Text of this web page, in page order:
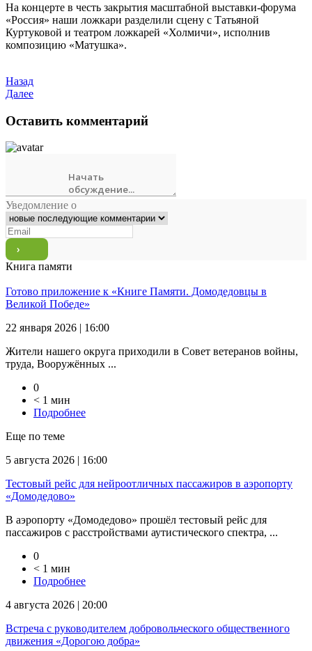
На концерте в честь закрытия масштабной выставки-форума
«Россия» наши ложкари разделили сцену с Татьяной
Куртуковой и театром ложкарей «Холмичи», исполнив
композицию «Матушка».
Назад
Далее
Оставить комментарий
Уведомление о
Книга памяти
Готово приложение к «Книге Памяти. Домодедовцы в
Великой Победе»
22 января 2026 | 16:00
Жители нашего округа приходили в Совет ветеранов войны,
труда, Вооружённых ...
0
< 1 мин
Подробнее
Еще по теме
5 августа 2026 | 16:00
Тестовый рейс для нейроотличных пассажиров в аэропорту
«Домодедово»
В аэропорту «Домодедово» прошёл тестовый рейс для
пассажиров с расстройствами аутистического спектра, ...
0
< 1 мин
Подробнее
4 августа 2026 | 20:00
Встреча с руководителем добровольческого общественного
движения «Дорогою добра»